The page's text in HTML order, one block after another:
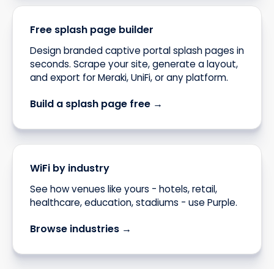
Free splash page builder
Design branded captive portal splash pages in
seconds. Scrape your site, generate a layout,
and export for Meraki, UniFi, or any platform.
Build a splash page free →
WiFi by industry
See how venues like yours - hotels, retail,
healthcare, education, stadiums - use Purple.
Browse industries →